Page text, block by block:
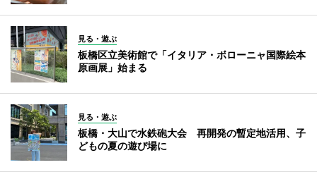
見る・遊ぶ
板橋区立美術館で「イタリア・ボローニャ国際絵本
原画展」始まる
見る・遊ぶ
板橋・大山で水鉄砲大会 再開発の暫定地活用、子
どもの夏の遊び場に